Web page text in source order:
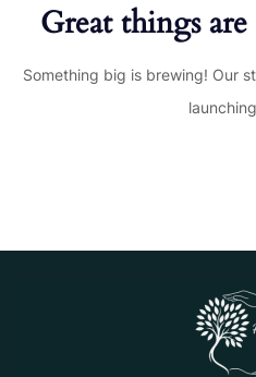
Great things
Something big is brewing! Our